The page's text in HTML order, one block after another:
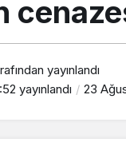
yayınlandı
yayınlandı 23